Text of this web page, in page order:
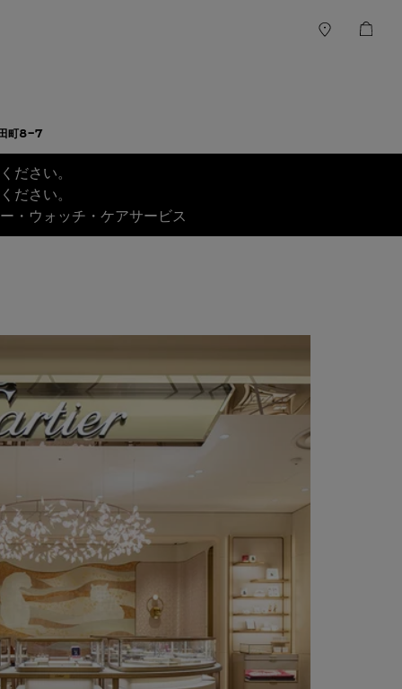
町8-7
ださい。
ださい。
・ウォッチ・ケアサービス